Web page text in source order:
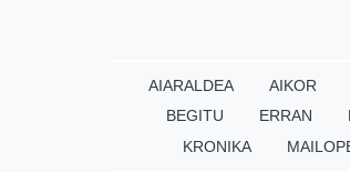
AIARALDEA AIKOR
BEGITU
ERRAN
KRONIKA